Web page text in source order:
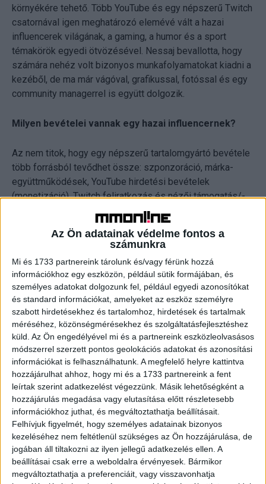
Az Ön adatainak védelme fontos a
számunkra
Mi és 1733 partnereink tárolunk és/vagy férünk hozzá
információkhoz egy eszközön, például sütik formájában, és
személyes adatokat dolgozunk fel, például egyedi azonosítókat
és standard információkat, amelyeket az eszköz személyre
szabott hirdetésekhez és tartalomhoz, hirdetések és tartalmak
méréséhez, közönségmérésekhez és szolgáltatásfejlesztéshez
küld. Az Ön engedélyével mi és a partnereink eszközleolvasásos
módszerrel szerzett pontos geolokációs adatokat és azonosítási
információkat is felhasználhatunk. A megfelelő helyre kattintva
hozzájárulhat ahhoz, hogy mi és a 1733 partnereink a fent
leírtak szerint adatkezelést végezzünk. Másik lehetőségként a
hozzájárulás megadása vagy elutasítása előtt részletesebb
információkhoz juthat, és megváltoztathatja beállításait.
Felhívjuk figyelmét, hogy személyes adatainak bizonyos
kezeléséhez nem feltétlenül szükséges az Ön hozzájárulása, de
jogában áll tiltakozni az ilyen jellegű adatkezelés ellen. A
beállításai csak erre a weboldalra érvényesek. Bármikor
megváltoztathatja a preferenciáit, vagy visszavonhatja
környékére tehető. Több YouTube és egy népszerű Twitch
csatornával igen meghatározó elemévé vált a hazai
influencerek világának, a gaming, a humor és a sport
témakörök egyedi ötvözésével. Nessaj bevallotta, hogy
számára nehéz volt bizonyos munkafolyamatokat kiadni a
kezéből, de ma már vágóval, grafikussal, fotóssal és egy
community managerrel is együtt dolgozik.
Milyen bevételei vannak egy hazai influencernek?
Az nem titok, hogy egy népszerű tartalomgyártó bevétele
több forrásból tevődhet össze: szponzoráció, márka-
együttműködések, YouTube hirdetési bevételek
(monetizáció), Twitch feliratkozás és nézői támogatás/-
felajánlás, TikTok ajándékok, merchandise termékek,
különböző videós/ streaming platformokkal kötött egyedi
szerződések, vagy épp saját brand.
„Azt mindenkinek látnia kell, hogyha az egy legyártott
tartalomra jutó bevételt nézzük, akkor nyilvánvalóan a
szponzorációs együttműködések hozzák a legnagyobb
bevételt” – mondta Nessaj, aki azt is elismerte, hogy neki
nincs sok ilyen együttműködése, ezért bevételi forrásai
elsősorban a Twitch és a YouTube - melyek hozzávetőleg
balanszban vannak -, továbbá a merchandise
termékeladások.
„Én azt akartam elérni, hogy minél több helyről álljon
össze a monetáris lába ennek az egésznek, mert úgy
sokkal stabilabb.”